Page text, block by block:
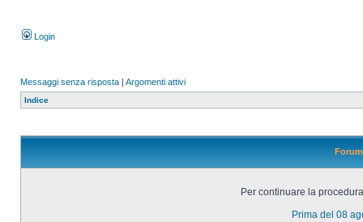
Login
Messaggi senza risposta | Argomenti attivi
Indice
Per continuare la
Prima del 08